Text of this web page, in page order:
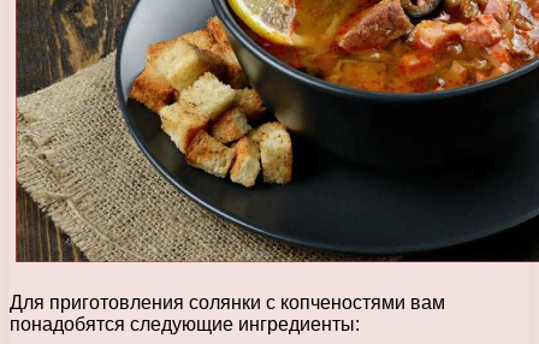
Для приготовления солянки с копченостями вам
понадобятся следующие ингредиенты: